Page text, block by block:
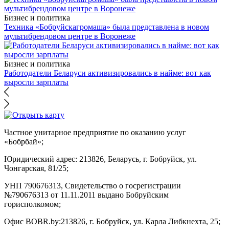
Бизнес и политика
Техника «Бобруйскагромаша» была представлена в новом
мультибрендовом центре в Воронеже
Бизнес и политика
Работодатели Беларуси активизировались в найме: вот как
выросли зарплаты
Частное унитарное предприятие по оказанию услуг
«Бобрбай»;
Юридический адрес: 213826, Беларусь, г. Бобруйск, ул.
Чонгарская, 81/25;
УНП 790676313, Свидетельство о госрегистрации
№790676313 от 11.11.2011 выдано Бобруйским
горисполкомом;
Офис BOBR.by:213826, г. Бобруйск, ул. Карла Либкнехта, 25;